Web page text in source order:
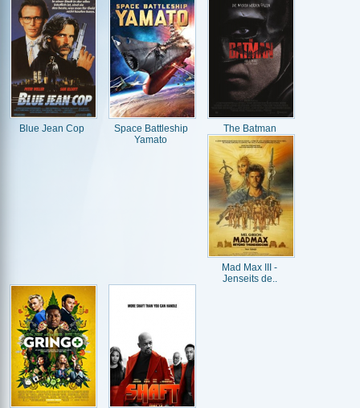
Blue Jean Cop
Space Battleship
Yamato
The Batman
Mad Max III -
Jenseits de..